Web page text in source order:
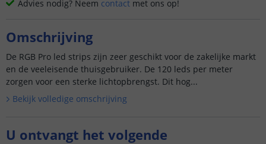
Advies nodig? Neem contact met ons op!
Omschrijving
De RGB Pro led strips zijn zeer geschikt voor de zakelijke markt
en de veeleisende thuisgebruiker. De 120 leds per meter
zorgen voor een sterke lichtopbrengst. Dit hog...
Bekijk volledige omschrijving
U ontvangt het volgende